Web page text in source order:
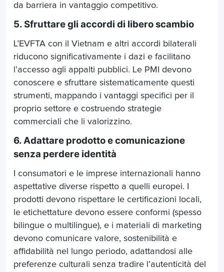
da barriera in vantaggio competitivo.
5. Sfruttare gli accordi di libero scambio
L’EVFTA con il Vietnam e altri accordi bilaterali
riducono significativamente i dazi e facilitano
l’accesso agli appalti pubblici. Le PMI devono
conoscere e sfruttare sistematicamente questi
strumenti, mappando i vantaggi specifici per il
proprio settore e costruendo strategie
commerciali che li valorizzino.
6. Adattare prodotto e comunicazione
senza perdere identità
I consumatori e le imprese internazionali hanno
aspettative diverse rispetto a quelli europei. I
prodotti devono rispettare le certificazioni locali,
le etichettature devono essere conformi (spesso
bilingue o multilingue), e i materiali di marketing
devono comunicare valore, sostenibilità e
affidabilità nel lungo periodo, adattandosi alle
preferenze culturali senza tradire l’autenticità del